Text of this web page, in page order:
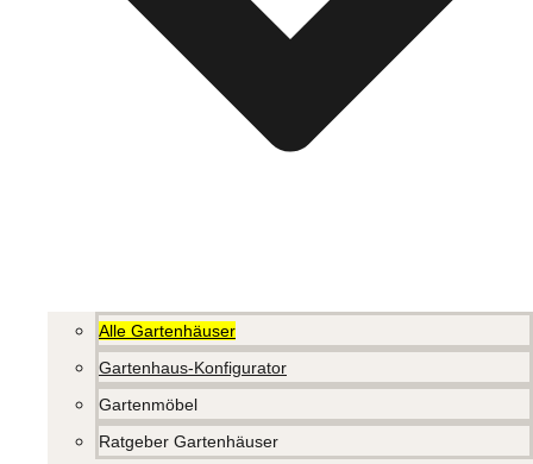
Alle Gartenhäuser
Gartenhaus-Konfigurator
Gartenmöbel
Ratgeber Gartenhäuser